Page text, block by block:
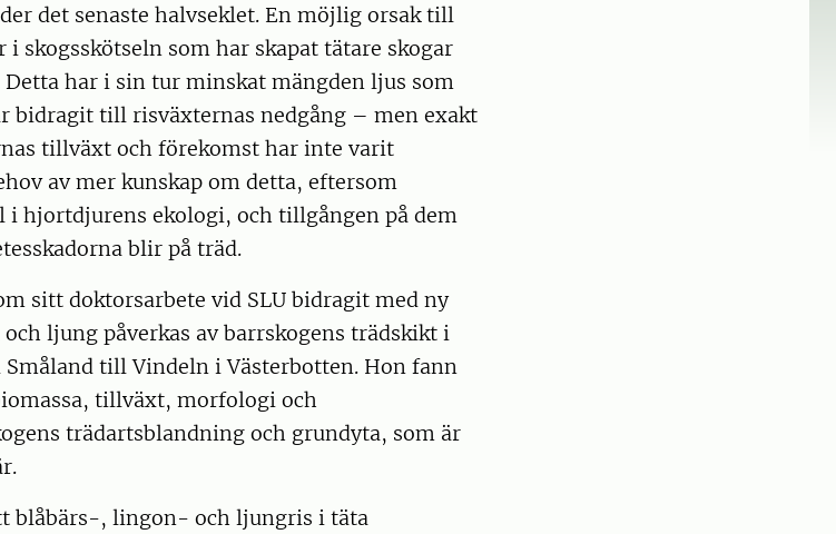
det senaste halvseklet. En möjlig orsak till
skogsskötseln som har skapat tätare skogar
har i sin tur minskat mängden ljus som
bidragit till risväxternas nedgång – men exakt
tillväxt och förekomst har inte varit
av mer kunskap om detta, eftersom
hjortdjurens ekologi, och tillgången på dem
blir på träd.
sitt doktorsarbete vid SLU bidragit med ny
ljung påverkas av barrskogens trädskikt i
till Vindeln i Västerbotten. Hon fann
tillväxt, morfologi och
trädartsblandning och grundyta, som är
blåbärs-, lingon- och ljungris i täta